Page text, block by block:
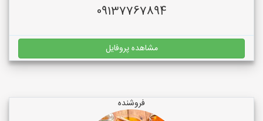
09137767894
مشاهده پروفایل
فروشنده